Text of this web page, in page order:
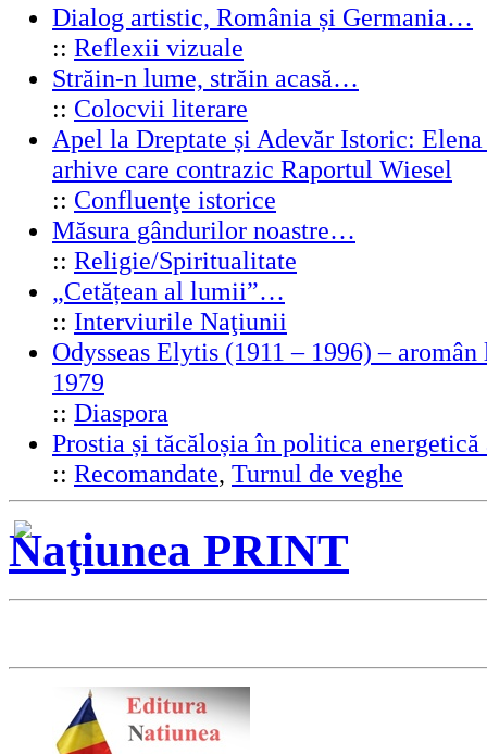
Dialog artistic, România și Germania…
:: Reflexii vizuale
Străin-n lume, străin acasă…
:: Colocvii literare
Apel la Dreptate și Adevăr Istoric:
arhive care contrazic Raportul Wiesel
:: Confluenţe istorice
Măsura gândurilor noastre…
:: Religie/Spiritualitate
„Cetățean al lumii”…
:: Interviurile Naţiunii
Odysseas Elytis (1911 – 1996) –
1979
:: Diaspora
Prostia și tăcăloșia în politica
:: Recomandate, Turnul de veghe
Naţiunea PRINT